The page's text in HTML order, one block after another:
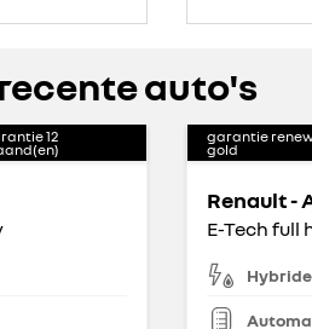
auto's
12 garantie
gold
Renault -
Hybride